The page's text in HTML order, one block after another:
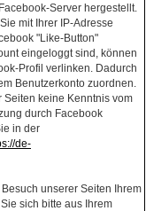
Server hergestellt.
mit Ihrer IP-Adresse
"Like-Button"
eingeloggt sind, können
Profil verlinken. Dadurch
Benutzerkonto zuordnen.
Seiten keine Kenntnis vom
durch Facebook
in der
de-
unserer Seiten Ihrem
sich bitte aus Ihrem